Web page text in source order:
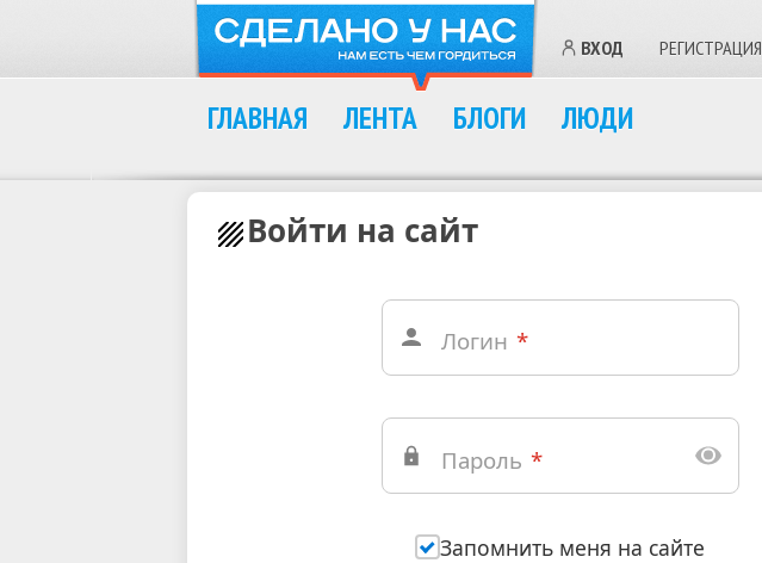
ВХОД РЕГИСТРАЦИЯ
ГЛАВНАЯ ЛЕНТА БЛОГИ ЛЮДИ
Войти на сайт
Логин *
Пароль *
Запомнить меня на сайте